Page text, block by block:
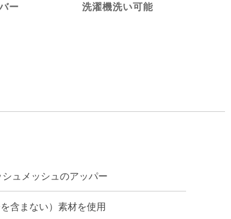
ー
洗濯機洗い可能
ュメッシュのアッパー
含まない）素材を使用